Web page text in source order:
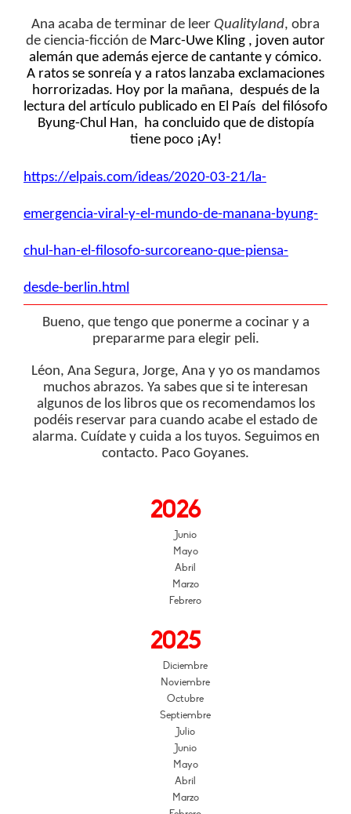
Ana acaba de terminar de leer Qualityland, obra
de ciencia-ficción de Marc-Uwe Kling , joven autor
alemán que además ejerce de cantante y cómico.
A ratos se sonreía y a ratos lanzaba exclamaciones
horrorizadas. Hoy por la mañana, después de la
lectura del artículo publicado en El País del filósofo
Byung-Chul Han, ha concluido que de distopía
tiene poco ¡Ay!
https://elpais.com/ideas/2020-03-21/la-
emergencia-viral-y-el-mundo-de-manana-byung-
chul-han-el-filosofo-surcoreano-que-piensa-
desde-berlin.html
Bueno, que tengo que ponerme a cocinar y a
prepararme para elegir peli.
Léon, Ana Segura, Jorge, Ana y yo os mandamos
muchos abrazos. Ya sabes que si te interesan
algunos de los libros que os recomendamos los
podéis reservar para cuando acabe el estado de
alarma. Cuídate y cuida a los tuyos. Seguimos en
contacto. Paco Goyanes.
2026
Junio
Mayo
Abril
Marzo
Febrero
2025
Diciembre
Noviembre
Octubre
Septiembre
Julio
Junio
Mayo
Abril
Marzo